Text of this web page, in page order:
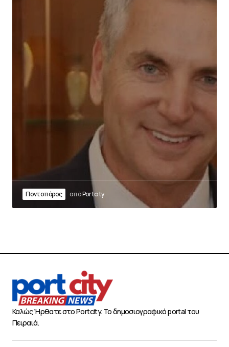
Ποντοπόρος απόPortcity
Καλώς Ήρθατε στο Portcity. Το δημοσιογραφικό portal του
Πειραιά.